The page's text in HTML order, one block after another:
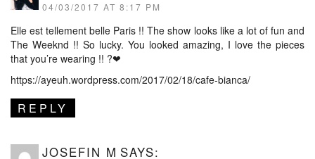
04/03/2017 AT 8:17 PM
Elle est tellement belle Paris !! The show looks like a lot of fun and
The Weeknd !! So lucky. You looked amazing, I love the pieces
that you’re wearing !! ?❤
https://ayeuh.wordpress.com/2017/02/18/cafe-bianca/
REPLY
JOSEFIN M SAYS: